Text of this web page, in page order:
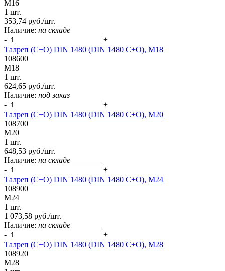
М16
1 шт.
353,74 руб./шт.
Наличие: на складе
-
+
Талреп (С+О) DIN 1480 (DIN 1480 C+О), М18
108600
М18
1 шт.
624,65 руб./шт.
Наличие: под заказ
-
+
Талреп (С+О) DIN 1480 (DIN 1480 C+O), М20
108700
М20
1 шт.
648,53 руб./шт.
Наличие: на складе
-
+
Талреп (С+О) DIN 1480 (DIN 1480 C+O), М24
108900
М24
1 шт.
1 073,58 руб./шт.
Наличие: на складе
-
+
Талреп (С+О) DIN 1480 (DIN 1480 C+O), М28
108920
М28